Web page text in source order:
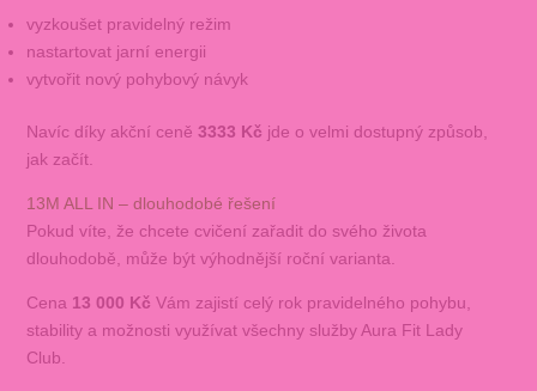
vyzkoušet pravidelný režim
nastartovat jarní energii
vytvořit nový pohybový návyk
Navíc díky akční ceně 3333 Kč jde o velmi dostupný způsob,
jak začít.
13M ALL IN – dlouhodobé řešení
Pokud víte, že chcete cvičení zařadit do svého života
dlouhodobě, může být výhodnější roční varianta.
Cena 13 000 Kč Vám zajistí celý rok pravidelného pohybu,
stability a možnosti využívat všechny služby Aura Fit Lady
Club.